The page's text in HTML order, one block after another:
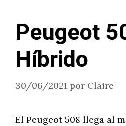
Peugeot
Híbrido
30/06/2021 por Claire
El Peugeot 508 llega al